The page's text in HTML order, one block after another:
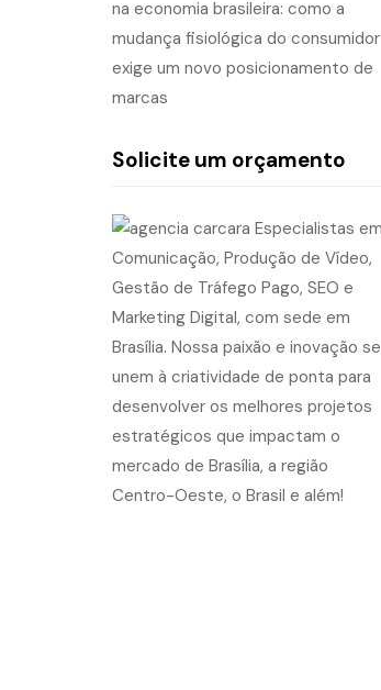
na economia brasileira: como a
mudança fisiológica do consumidor
exige um novo posicionamento de
marcas
Solicite um orçamento